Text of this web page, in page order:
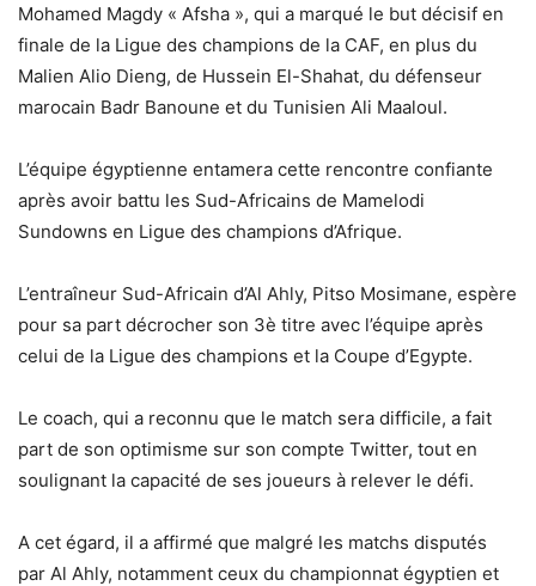
Mohamed Magdy « Afsha », qui a marqué le but décisif en
finale de la Ligue des champions de la CAF, en plus du
Malien Alio Dieng, de Hussein El-Shahat, du défenseur
marocain Badr Banoune et du Tunisien Ali Maaloul.
L’équipe égyptienne entamera cette rencontre confiante
après avoir battu les Sud-Africains de Mamelodi
Sundowns en Ligue des champions d’Afrique.
L’entraîneur Sud-Africain d’Al Ahly, Pitso Mosimane, espère
pour sa part décrocher son 3è titre avec l’équipe après
celui de la Ligue des champions et la Coupe d’Egypte.
Le coach, qui a reconnu que le match sera difficile, a fait
part de son optimisme sur son compte Twitter, tout en
soulignant la capacité de ses joueurs à relever le défi.
A cet égard, il a affirmé que malgré les matchs disputés
par Al Ahly, notamment ceux du championnat égyptien et